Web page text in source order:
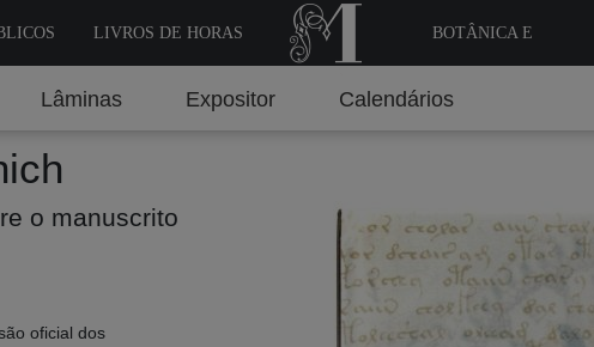
LIVROS DE HORAS BOTÂNICA E
Lâminas Expositor Calendários
o manuscrito
oficial dos